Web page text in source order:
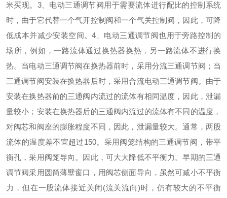
米买现。 3、电动三通调节阀用于需要流体进行配比的控制系统
时，由于它代替一个气开控制阀和一个气关控制阀，因此，可降
低成本并减少安装空间。4、电动三通调节阀也用于旁路控制的
场所，例如，一路流体通过换热器换热，另一路流体不进行换
热。当电动三通调节阀在换热器前时，采用分流三通调节阀；当
三通调节阀安装在换热器后时，采用合流电动三通调节阀。由于
安装在换热器前的三通阀内流过的流体有相同温度，因此，泄漏
量较小；安装在换热器后的三通阀内流过的流体有不同的温度，
对阀芯和阀座的膨胀程度不同，因此，泄漏量较大。通常，两股
流体的温度差不宜超过150。 采用阀笼结构的三通调节阀，带平
衡孔，采用阀笼导向。因此，可大大降低不平衡力。早期的三通
调节阀采用圆筒薄壁窗口，用阀芯侧面导向，虽然可减小不平衡
力，但在一股流体接近关闭(流关流向)时，仍有较大的不平衡